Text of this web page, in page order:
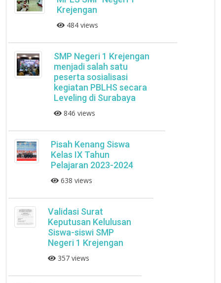
Krejengan
484 views
SMP Negeri 1 Krejengan
menjadi salah satu
peserta sosialisasi
kegiatan PBLHS secara
Leveling di Surabaya
846 views
Pisah Kenang Siswa
Kelas IX Tahun
Pelajaran 2023-2024
638 views
Validasi Surat
Keputusan Kelulusan
Siswa-siswi SMP
Negeri 1 Krejengan
357 views